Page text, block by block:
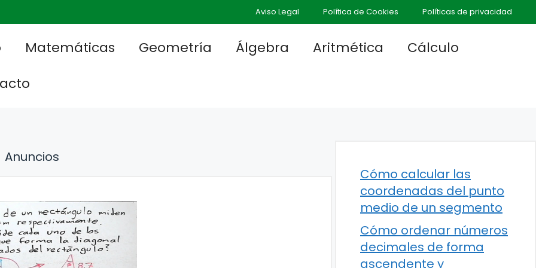
Aviso Legal Política de Cookies Políticas de privacidad
Matemáticas Geometría Álgebra Aritmética
Cálculo
Anuncios
Cómo calcular las
coordenadas del punto
medio de un segmento
Cómo ordenar números
decimales de forma
ascendente y